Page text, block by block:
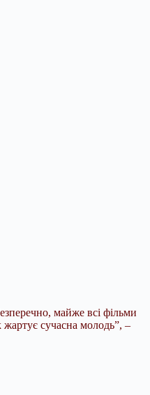
майже всі фільми
жартує сучасна молодь”, –